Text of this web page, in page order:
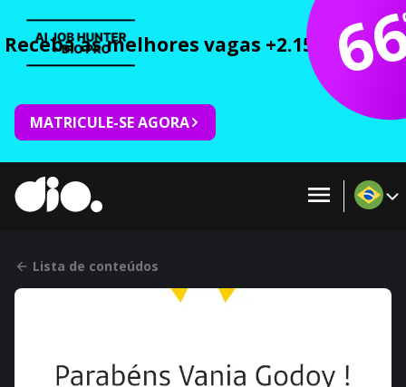
Receba as melhores vagas +2.150 cursos
MATRICULE-SE AGORA
Lista de conteúdos